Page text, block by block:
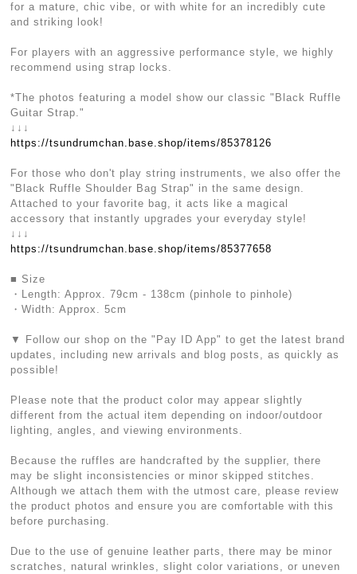
for a mature, chic vibe, or with white for an incredibly cute
and striking look!
For players with an aggressive performance style, we highly
recommend using strap locks.
*The photos featuring a model show our classic "Black Ruffle
Guitar Strap."
↓↓↓
https://tsundrumchan.base.shop/items/85378126
For those who don't play string instruments, we also offer the
"Black Ruffle Shoulder Bag Strap" in the same design.
Attached to your favorite bag, it acts like a magical
accessory that instantly upgrades your everyday style!
↓↓↓
https://tsundrumchan.base.shop/items/85377658
■ Size
・Length: Approx. 79cm - 138cm (pinhole to pinhole)
・Width: Approx. 5cm
▼ Follow our shop on the "Pay ID App" to get the latest brand
updates, including new arrivals and blog posts, as quickly as
possible!
Please note that the product color may appear slightly
different from the actual item depending on indoor/outdoor
lighting, angles, and viewing environments.
Because the ruffles are handcrafted by the supplier, there
may be slight inconsistencies or minor skipped stitches.
Although we attach them with the utmost care, please review
the product photos and ensure you are comfortable with this
before purchasing.
Due to the use of genuine leather parts, there may be minor
scratches, natural wrinkles, slight color variations, or uneven